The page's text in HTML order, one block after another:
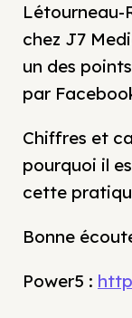
Létourneau-
chez J7
un des
par
Chiffres et
pourquoi il
cette
Bonne
Power5 :